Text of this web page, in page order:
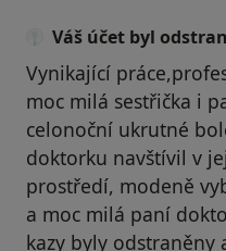
Váš účet byl
Vynikající
moc milá sestřička i
celonoční ukrutné
doktorku navštívil v
prostředí, modeně
a moc milá paní
kazy byly odstraněny